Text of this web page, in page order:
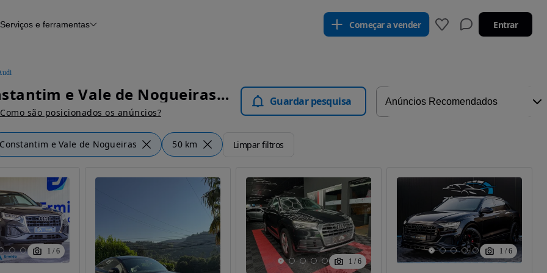
Serviços e ferramentas Começar a vender Entrar
Audi Constantim e Vale de Nogueiras - Carros
Como são posicionados os anúncios?
Guardar pesquisa
Constantim e Vale de Nogueiras 50 km Limpar filtros
1 / 6
1 / 6
1 / 6